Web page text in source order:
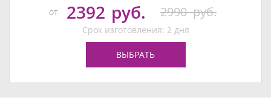
от 2392 руб. 2990 руб.
Срок изготовления: 2 дня
ВЫБРАТЬ